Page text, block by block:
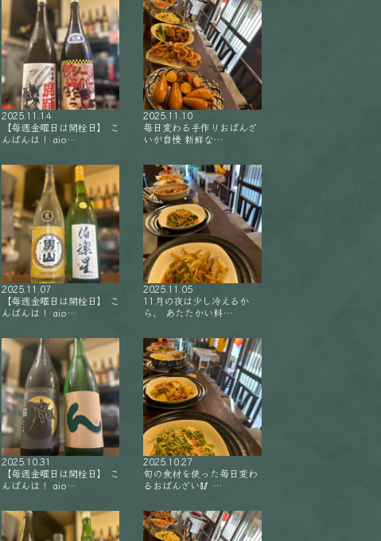
2025.11.14
【毎週金曜日は開栓日】 こ
んばんは！ aio…
2025.11.10
毎日変わる手作りおばんざ
いが自慢 新鮮な…
2025.11.07
【毎週金曜日は開栓日】 こ
んばんは！ aio…
2025.11.05
11月の夜は少し冷えるか
ら、 あたたかい料…
2025.10.31
【毎週金曜日は開栓日】 こ
んばんは！ aio…
2025.10.27
旬の食材を使った毎日変わ
るおばんざい🥢 …